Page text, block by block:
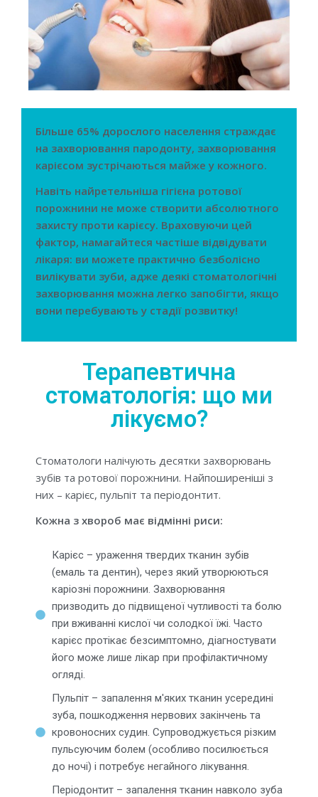
Більше 65% дорослого населення страждає
на захворювання пародонту, захворювання
карієсом зустрічаються майже у кожного.
Навіть найретельніша гігієна ротової
порожнини не може створити абсолютного
захисту проти карієсу. Враховуючи цей
фактор, намагайтеся частіше відвідувати
лікаря: ви можете практично безболісно
вилікувати зуби, адже деякі стоматологічні
захворювання можна легко запобігти, якщо
вони перебувають у стадії розвитку!
Терапевтична
стоматологія: що ми
лікуємо?
Стоматологи налічують десятки захворювань
зубів та ротової порожнини. Найпоширеніші з
них – карієс, пульпіт та періодонтит.
Кожна з хвороб має відмінні риси:
Карієс – ураження твердих тканин зубів
(емаль та дентин), через який утворюються
каріозні порожнини. Захворювання
призводить до підвищеної чутливості та болю
при вживанні кислої чи солодкої їжі. Часто
карієс протікає безсимптомно, діагностувати
його може лише лікар при профілактичному
огляді.
Пульпіт – запалення м'яких тканин усередині
зуба, пошкодження нервових закінчень та
кровоносних судин. Супроводжується різким
пульсуючим болем (особливо посилюється
до ночі) і потребує негайного лікування.
Періодонтит – запалення тканин навколо зуба